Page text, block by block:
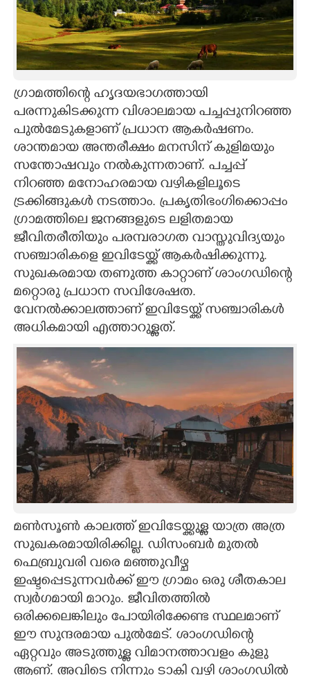
ഗ്രാമത്തിന്റെ ഹൃദയഭാഗത്തായി
പരന്നുകിടക്കുന്ന വിശാലമായ പച്ചപ്പുനിറഞ്ഞ
പുൽമേടുകളാണ് പ്രധാന ആകർഷണം.
ശാന്തമായ അന്തരീക്ഷം മനസിന് കുളി‌മയും
സന്തോഷവും നൽകുന്നതാണ്. പച്ചപ്പ്
നിറഞ്ഞ മനോഹരമായ വഴികളിലൂടെ
ട്രക്കിങ്ങുകൾ നടത്താം. പ്രകൃതിഭംഗിക്കൊപ്പം
ഗ്രാമത്തിലെ ജനങ്ങളുടെ ലളിതമായ
ജീവിതരീതിയും പരമ്പരാഗത വാസ്തുവിദ്യയും
സഞ്ചാരികളെ ഇവിടേയ്ക്ക് ആകർഷിക്കുന്നു.
സുഖകരമായ തണുത്ത കാറ്റാണ് ശാംഗഡിന്റെ
മറ്റൊരു പ്രധാന സവിശേഷത.
വേനൽക്കാലത്താണ് ഇവിടേയ്ക്ക് സ‌ഞ്ചാരികൾ
അധികമായി എത്താറുള്ളത്.
മൺസൂൺ കാലത്ത് ഇവിടേയ്ക്കുള്ള യാത്ര അത്ര
സുഖകരമായിരിക്കില്ല. ഡിസംബർ മുതൽ
ഫെബ്രുവരി വരെ മഞ്ഞുവീഴ്ച
ഇഷ്ടപ്പെടുന്നവർക്ക് ഈ ഗ്രാമം ഒരു ശീതകാല
സ്വർഗമായി മാറും. ജീവിതത്തിൽ
ഒരിക്കലെങ്കിലും പോയിരിക്കേണ്ട സ്ഥലമാണ്
ഈ സുന്ദരമായ പുൽമേട്. ശാംഗഡിന്റെ
ഏറ്റവും അടുത്തുള്ള വിമാനത്താവളം കുളു